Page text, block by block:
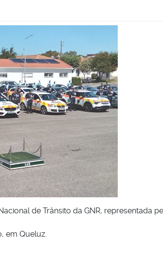
de Trânsito da GNR, representada
em Queluz.